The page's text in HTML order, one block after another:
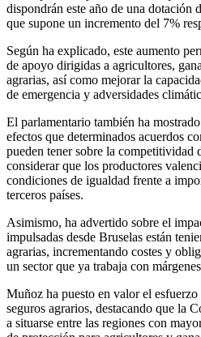
dispondrán este año de una dotación
que supone un incremento del 7%
Según ha explicado, este aumento
de apoyo dirigidas a agricultores,
agrarias, así como mejorar la
de emergencia y adversidades
El parlamentario también ha
efectos que determinados acuerdos
pueden tener sobre la competitividad
considerar que los productores
condiciones de igualdad frente a
terceros países.
Asimismo, ha advertido sobre el
impulsadas desde Bruselas están
agrarias, incrementando costes y
un sector que ya trabaja con
Muñoz ha puesto en valor el
seguros agrarios, destacando que la
a situarse entre las regiones con